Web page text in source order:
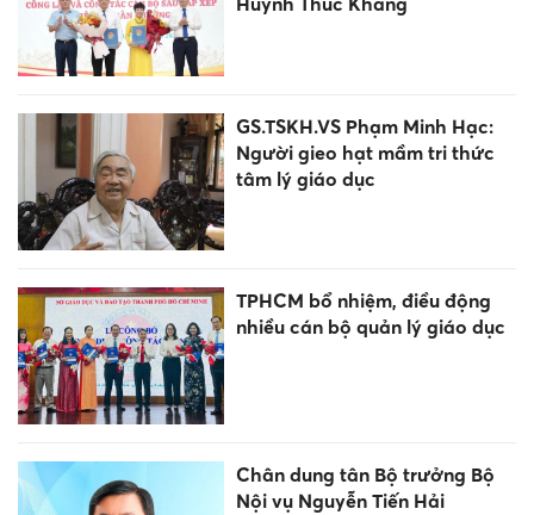
GS.TSKH.VS Phạm Minh Hạc:
Người gieo hạt mầm tri thức
tâm lý giáo dục
TPHCM bổ nhiệm, điều động
nhiều cán bộ quản lý giáo dục
Chân dung tân Bộ trưởng Bộ
Nội vụ Nguyễn Tiến Hải